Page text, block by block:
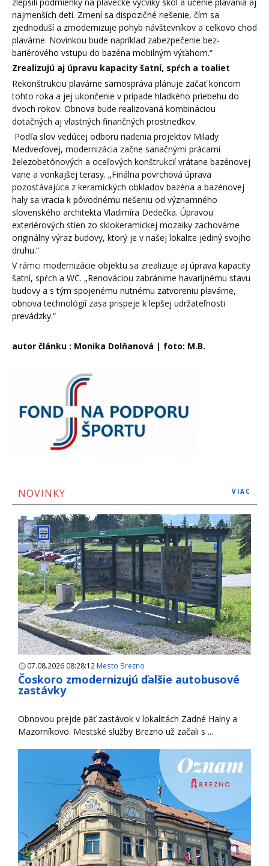
najmenších detí. Zmení sa dispozičné riešenie, čím sa
zjednoduší a zmodernizuje pohyb návštevníkov a celkovo chod
plavárne. Novinkou bude napríklad zabezpečenie bez-
bariérového vstupu do bazéna mobilným výťahom.“
Zrealizujú aj úpravu kapacity šatní, spŕch a toaliet
Rekonštrukciu plavárne samospráva plánuje začať koncom
tohto roka a jej ukončenie v prípade hladkého priebehu do
dvoch rokov. Obnova bude realizovaná kombináciou
dotačných aj vlastných finančných prostriedkov.
Podľa slov vedúcej odboru riadenia projektov Milady
Medveďovej, modernizácia začne sanačnými prácami
železobetónových a oceľových konštrukcií vrátane bazénovej
vane a vonkajšej terasy. „Finálna povrchová úprava
pozostávajúca z keramických obkladov bazéna a bazénovej
haly sa vracia k pôvodnému riešeniu od významného
slovenského architekta Vladimíra Dedečka. Úpravou
exteriérových stien zo sklokeramickej mozaiky zachováme
originálny výraz budovy, ktorý je v našej lokalite jediný svojho
druhu.“
V rámci modernizácie objektu sa zrealizuje aj úprava kapacity
šatní, spŕch a WC. „Renováciou zabránime havarijnému stavu
budovy a s tým spojenému nutnému zatvoreniu plavárne,
obnova technológií zasa prispeje k lepšej udržateľnosti
prevádzky.“
autor článku : Monika Dolňanová | foto: M.B.
NOVINKY VIAC
07.08.2026 08:28:12 Mesto Brezno
Čoskoro zmodernizujú ďalšie autobusové
zastávky
Obnovou prejde päť zastávok v lokalitách Zadné Halny a
Mazorníkovo. Mestské služby Brezno už začali s ...